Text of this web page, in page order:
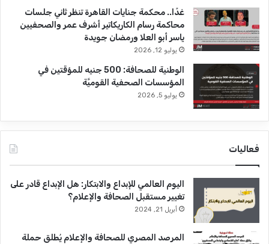
غدًا.. محكمة جنايات القاهرة تنظر ثاني جلسات
محاكمة رسام الكاريكاتير أشرف عمر والصحفيين
ياسر أبو العلا ورمضان جويدة
يوليو 12, 2026
الوطنية للصحافة: 500 جنيه للمؤقتين في
المؤسسات الصحفية القوميَّة
يوليو 5, 2026
فعاليات
اليوم العالمي للإبداع والابتكار: هل الإبداع قادر على
تغيير مستقبل الصحافة والإعلام؟
أبريل 21, 2024
المرصد المصري للصحافة والإعلام يُطلق حملة